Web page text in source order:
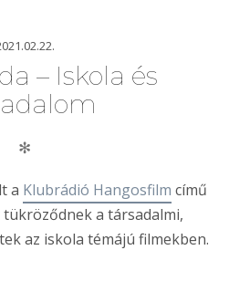
– Iskola és
✻
a Klubrádió Hangosfilm című
a társadalmi,
az iskola témájú filmekben.